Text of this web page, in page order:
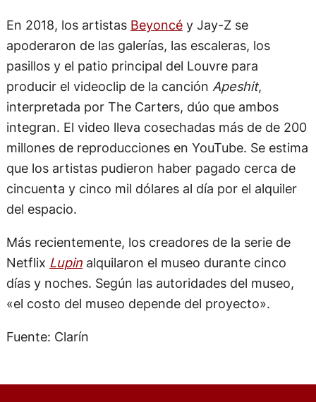
En 2018, los artistas Beyoncéy Jay-Z se
apoderaron de las galerías, las escaleras, los
pasillos y el patio principal del Louvre para
producir el videoclip de la canción Apeshit,
interpretada por The Carters, dúo que ambos
integran. El video lleva cosechadas más de de 200
millones de reproducciones en YouTube. Se estima
que los artistas pudieron haber pagado cerca de
cincuenta y cinco mil dólares al día por el alquiler
del espacio.
Más recientemente, los creadores de la serie de
Netflix Lupinalquilaron el museo durante cinco
días y noches. Según las autoridades del museo,
«el costo del museo depende del proyecto».
Fuente: Clarín